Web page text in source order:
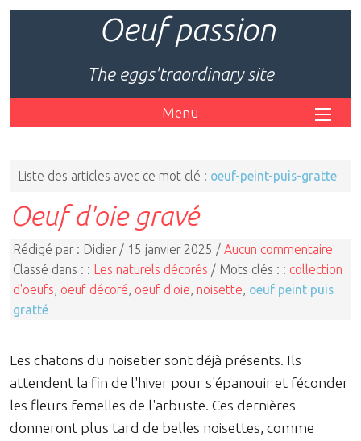
Oeuf passion
The eggs'traordinary site
Menu
Liste des articles avec ce mot clé : oeuf-peint-puis-gratte
Oeuf d'oie gravé
Rédigé par : Didier / 15 janvier 2025 / Aucun commentaire
Classé dans : : Les naturels décorés / Mots clés : : collection
d'oeufs oeuf décoré oeuf d'oie noisette oeuf peint puis
gratté
Les chatons du noisetier sont déjà présents. Ils
attendent la fin de l'hiver pour s'épanouir et féconder
les fleurs femelles de l'arbuste. Ces dernières
donneront plus tard de belles noisettes, comme